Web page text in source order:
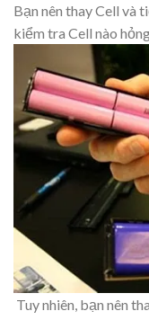
Bạn nên thay Cell và
kiểm tra Cell nào
Tuy nhiên, bạn nên